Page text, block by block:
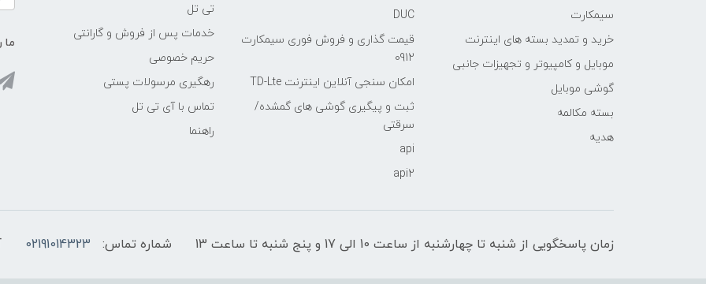
سیمکارت
خرید و تمدید بسته های اینترنت
موبایل و کامپیوتر و تجهیزات جانبی
گوشی موبایل
بسته مکالمه
هدیه
DUC
قیمت گذاری و فروش فوری سیمکارت
0912
امکان سنجی آنلاین اینترنت TD-Lte
ثبت و پیگیری گوشی های گمشده/
سرقتی
api
api2
تی تل
خدمات پس از فروش و گارانتی
حریم خصوصی
رهگیری مرسولات پستی
تماس با آی تی تل
راهنما
ما
زمان پاسخگویی از شنبه تا چهارشنبه از ساعت 10 الی 17 و پنج شنبه تا ساعت 13 شماره تماس: 02191014323